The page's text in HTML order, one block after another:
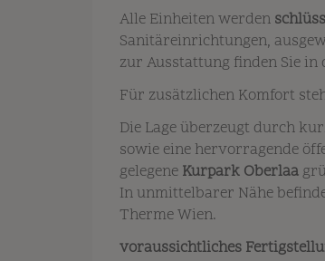
Alle Einheiten werden
Sanitäreinrichtungen,
zur Ausstattung finden Sie
Für zusätzlichen Komfort
Die Lage überzeugt durch
sowie eine hervorragende
gelegene Kurpark Oberlaa
In unmittelbarer Nähe
Therme Wien.
voraussichtliches